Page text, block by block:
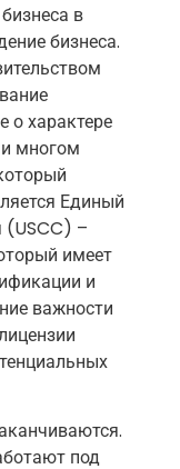
в
бизнеса.
о характере
многом
Единый
(USCC) –
имеет
и
важности
под